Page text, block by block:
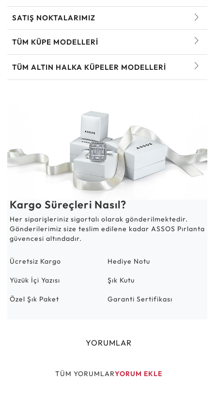
SATIŞ NOKTALARIMIZ
TÜM KÜPE MODELLERI
TÜM ALTIN HALKA KÜPELER MODELLERI
Kargo Süreçleri Nasıl?
Her siparişleriniz sigortalı olarak gönderilmektedir.
Gönderilerimiz size teslim edilene kadar ASSOS Pırlanta
güvencesi altındadır.
Ücretsiz Kargo Hediye Notu
Yüzük İçi Yazısı Şık Kutu
Özel Şık Paket Garanti Sertifikası
YORUMLAR
TÜM YORUMLARYORUM EKLE